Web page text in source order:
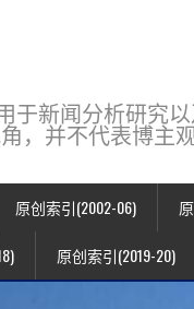
用于新闻分析研
并不代表博主观
原创索引(2002-06)
原创索引(2019-20)